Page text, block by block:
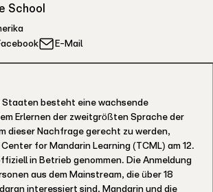
School
E-Mail
Staaten besteht eine wachsende
Erlernen der zweitgrößten Sprache der
dieser Nachfrage gerecht zu werden,
for Mandarin Learning (TCML) am 12.
in Betrieb genommen. Die Anmeldung
aus dem Mainstream, die über 18
interessiert sind, Mandarin und die